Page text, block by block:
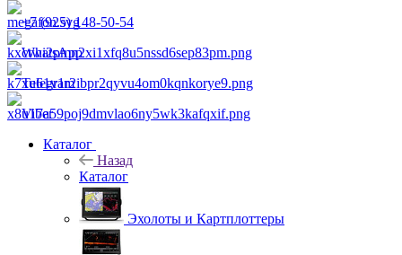
+7 (925) 148-50-54
WhatsApp
Telegram
Viber
Каталог
Назад
Каталог
Эхолоты и Картплоттеры